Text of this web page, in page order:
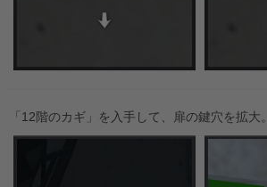
「12階のカギ」を入手して、扉の鍵穴を拡大。